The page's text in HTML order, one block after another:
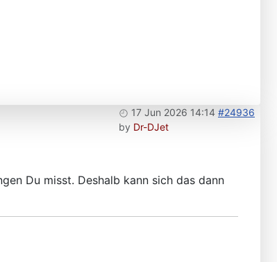
17 Jun 2026 14:14 #24936
by Dr-DJet
Du misst. Deshalb kann sich das dann